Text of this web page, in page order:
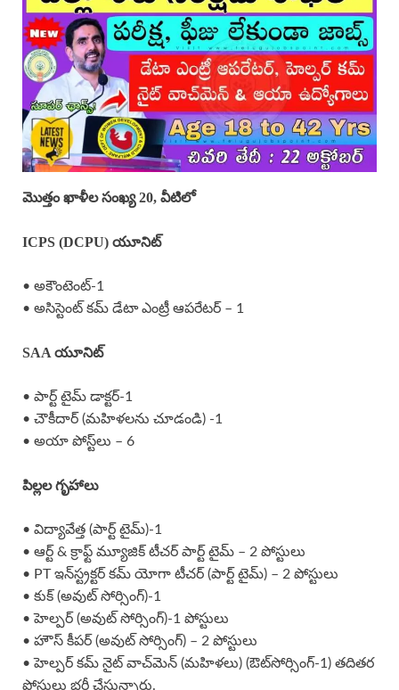
మొత్తం ఖాళీల సంఖ్య 20, వీటిలో
ICPS (DCPU) యూనిట్
• అకౌంటెంట్-1
• అసిస్టెంట్ కమ్ డేటా ఎంట్రీ ఆపరేటర్ – 1
SAA యూనిట్
• పార్ట్ టైమ్ డాక్టర్-1
• చౌకీదార్ (మహిళలను చూడండి) -1
• అయా పోస్ట్‌లు – 6
పిల్లల గృహాలు
• విద్యావేత్త (పార్ట్ టైమ్)-1
• ఆర్ట్ & క్రాఫ్ట్ మ్యూజిక్ టీచర్ పార్ట్ టైమ్ – 2 పోస్టులు
• PT ఇన్‌స్ట్రక్టర్ కమ్ యోగా టీచర్ (పార్ట్ టైమ్) – 2 పోస్టులు
• కుక్ (అవుట్ సోర్సింగ్)-1
• హెల్పర్ (అవుట్ సోర్సింగ్)-1 పోస్టులు
• హౌస్ కీపర్ (అవుట్ సోర్సింగ్) – 2 పోస్టులు
• హెల్పర్ కమ్ నైట్ వాచ్‌మెన్ (మహిళలు) (ఔట్‌సోర్సింగ్-1) తదితర
పోస్టులు భర్తీ చేస్తున్నారు.